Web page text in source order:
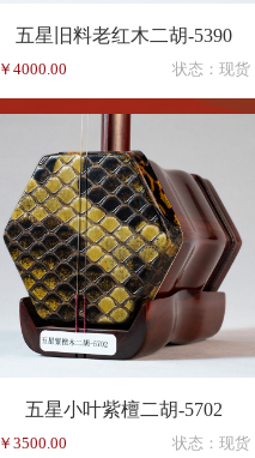
五星旧料老红木二胡-5390
￥4000.00 状态：现货
五星小叶紫檀二胡-5702
￥3500.00 状态：现货